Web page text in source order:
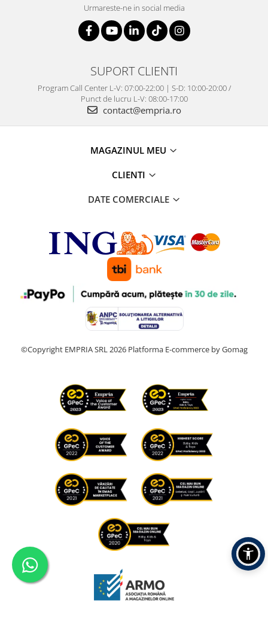
Urmareste-ne in social media
SUPORT CLIENTI
Program Call Center L-V: 07:00-22:00 | S-D: 10:00-20:00 /
Punct de lucru L-V: 08:00-17:00
contact@empria.ro
MAGAZINUL MEU
CLIENTI
DATE COMERCIALE
©Copyright EMPRIA SRL 2026 Platforma E-commerce by Gomag